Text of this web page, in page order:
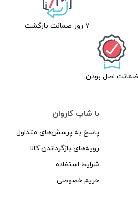
7 روز ضمانت بازگشت
ضمانت اصل بودن
با شاپ کاروان
پاسخ به پرسش‌های متداول
رویه‌های بازگرداندن کالا
شرایط استفاده
حریم خصوصی